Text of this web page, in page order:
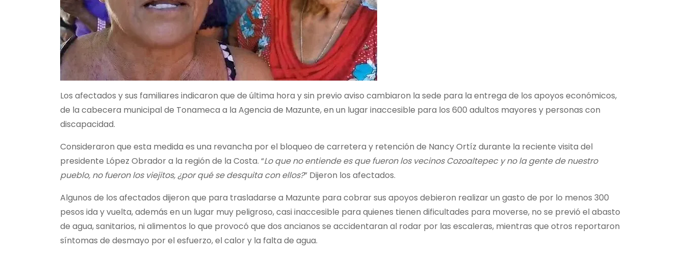
Los afectados y sus familiares indicaron que de última hora y sin previo aviso cambiaron la sede para la entrega de los apoyos económicos,
de la cabecera municipal de Tonameca a la Agencia de Mazunte, en un lugar inaccesible para los 600 adultos mayores y personas con
discapacidad.
Consideraron que esta medida es una revancha por el bloqueo de carretera y retención de Nancy Ortíz durante la reciente visita del
presidente López Obrador a la región de la Costa. “Lo que no entiende es que fueron los vecinos Cozoaltepec y no la gente de nuestro
pueblo, no fueron los viejitos, ¿por qué se desquita con ellos?” Dijeron los afectados.
Algunos de los afectados dijeron que para trasladarse a Mazunte para cobrar sus apoyos debieron realizar un gasto de por lo menos 300
pesos ida y vuelta, además en un lugar muy peligroso, casi inaccesible para quienes tienen dificultades para moverse, no se previó el abasto
de agua, sanitarios, ni alimentos lo que provocó que dos ancianos se accidentaran al rodar por las escaleras, mientras que otros reportaron
síntomas de desmayo por el esfuerzo, el calor y la falta de agua.